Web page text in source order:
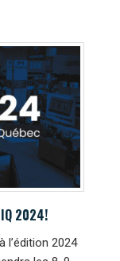
2024!
l’édition 2024